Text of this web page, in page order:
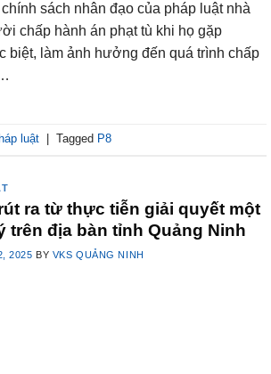
sách nhân đạo của pháp luật nhà
chấp hành án phạt tù khi họ gặp
biệt, làm ảnh hưởng đến quá trình chấp
luật Tagged P8
ra từ thực tiễn giải quyết một
trên địa bàn tỉnh Quảng Ninh
2025 BY VKS QUẢNG NINH